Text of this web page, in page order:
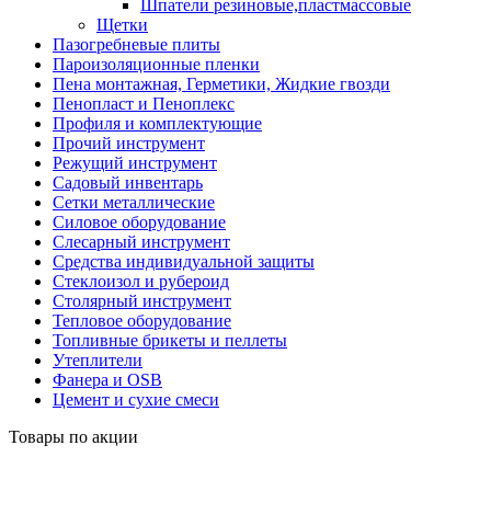
Шпатели резиновые,пластмассовые
Щетки
Пазогребневые плиты
Пароизоляционные пленки
Пена монтажная, Герметики, Жидкие гвозди
Пенопласт и Пеноплекс
Профиля и комплектующие
Прочий инструмент
Режущий инструмент
Садовый инвентарь
Сетки металлические
Силовое оборудование
Слесарный инструмент
Средства индивидуальной защиты
Стеклоизол и рубероид
Столярный инструмент
Тепловое оборудование
Топливные брикеты и пеллеты
Утеплители
Фанера и OSB
Цемент и сухие смеси
Товары по акции